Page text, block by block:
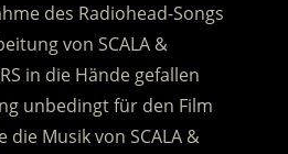
des Radiohead-Songs
von SCALA &
in die Hände gefallen
unbedingt für den Film
die Musik von SCALA &